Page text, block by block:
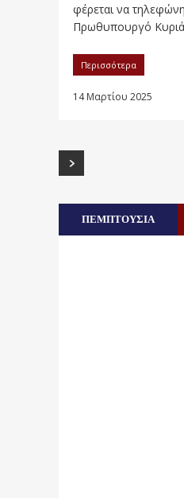
φέρεται να
Πρωθυπουργό
Περισσότερα
14 Μαρτίου 2025
ΠΕΜΠΤΟΥΣΙΑ